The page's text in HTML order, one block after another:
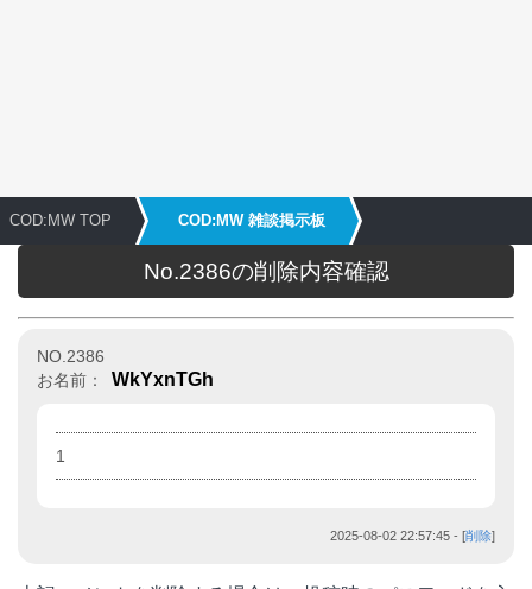
COD:MW TOP COD:MW 雑談掲示板
No.2386の削除内容確認
NO.2386
お名前：
WkYxnTGh
1
2025-08-02 22:57:45 - [削除]